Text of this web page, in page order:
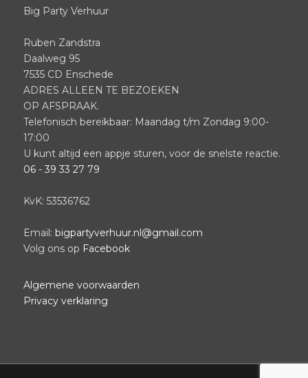
Big Party Verhuur
Ruben Zandstra
Daalweg 95
7535 CD Enschede
ADRES ALLEEN TE BEZOEKEN
OP AFSPRAAK.
Telefonisch bereikbaar: Maandag t/m Zondag 9:00-
17:00
U kunt altijd een appje sturen, voor de snelste reactie.
06 - 39 33 27 79
KvK: 53536762
Email: bigpartyverhuur.nl@gmail.com
Volg ons op Facebook
Algemene voorwaarden
Privacy verklaring